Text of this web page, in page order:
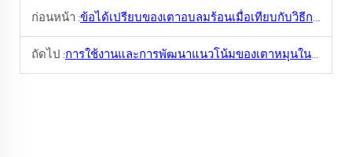
ก่อนหน้า :ข้อได้เปรียบของเตาอบลมร้อนเมื่อเทียบกับวิธีการอบแบบดั้งเดิม
ถัดไป :การใช้งานและการพัฒนาแนวโน้มของเตาหมุนในอุตสาหกรรมเบเกอรี่